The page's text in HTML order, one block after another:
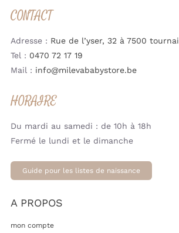
CONTACT
Adresse : Rue de l’yser, 32 à 7500 tournai
Tel : 0470 72 17 19
Mail : info@milevababystore.be
HORAIRE
Du mardi au samedi : de 10h à 18h
Fermé le lundi et le dimanche
Guide pour les listes de naissance
A PROPOS
mon compte